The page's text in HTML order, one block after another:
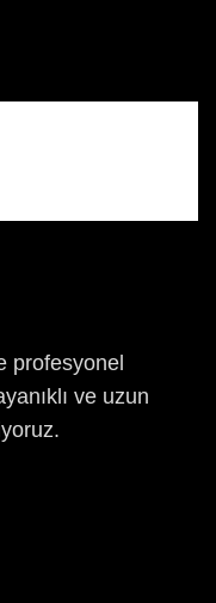
profesyonel
ve uzun